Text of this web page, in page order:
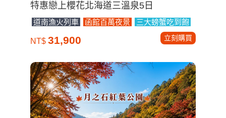
特惠戀上櫻花北海道三溫泉5日
道南漁火列車 函館百萬夜景 三大螃蟹吃到飽
NT$ 31,900 立刻購買